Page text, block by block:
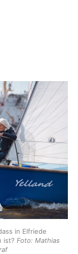
in Elfriede
ist? Foto: Mathias